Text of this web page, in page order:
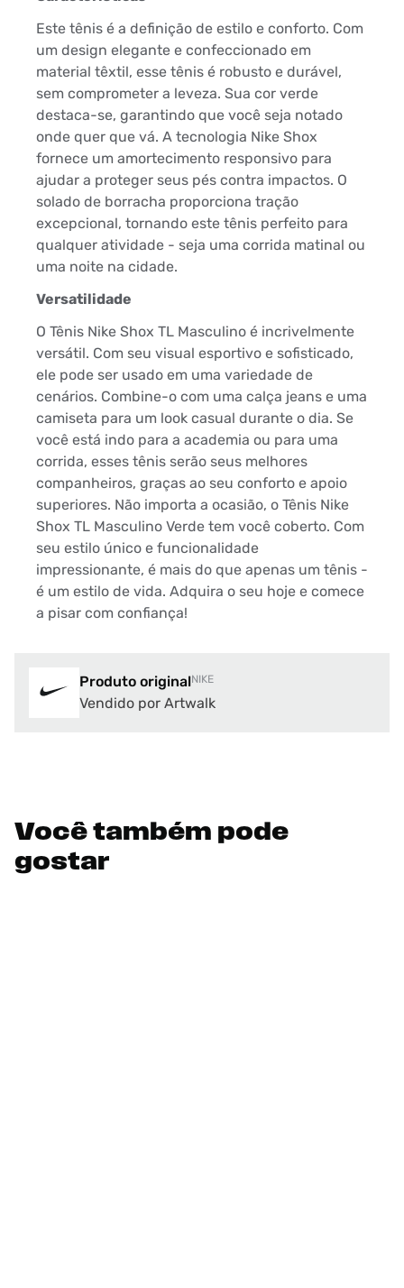
Este tênis é a definição de estilo e conforto. Com
um design elegante e confeccionado em
material têxtil, esse tênis é robusto e durável,
sem comprometer a leveza. Sua cor verde
destaca-se, garantindo que você seja notado
onde quer que vá. A tecnologia Nike Shox
fornece um amortecimento responsivo para
ajudar a proteger seus pés contra impactos. O
solado de borracha proporciona tração
excepcional, tornando este tênis perfeito para
qualquer atividade - seja uma corrida matinal ou
uma noite na cidade.
Versatilidade
O Tênis Nike Shox TL Masculino é incrivelmente
versátil. Com seu visual esportivo e sofisticado,
ele pode ser usado em uma variedade de
cenários. Combine-o com uma calça jeans e uma
camiseta para um look casual durante o dia. Se
você está indo para a academia ou para uma
corrida, esses tênis serão seus melhores
companheiros, graças ao seu conforto e apoio
superiores. Não importa a ocasião, o Tênis Nike
Shox TL Masculino Verde tem você coberto. Com
seu estilo único e funcionalidade
impressionante, é mais do que apenas um tênis -
é um estilo de vida. Adquira o seu hoje e comece
a pisar com confiança!
Produto originalNIKE
Vendido por Artwalk
Você também pode
gostar